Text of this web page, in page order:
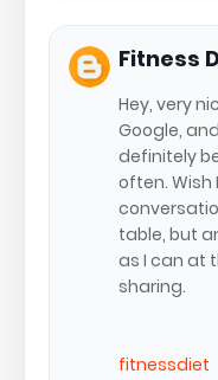
Fitness
Hey, very
Google,
definitely
often.
table, but
as I can at
sharing.
fitnessdiet